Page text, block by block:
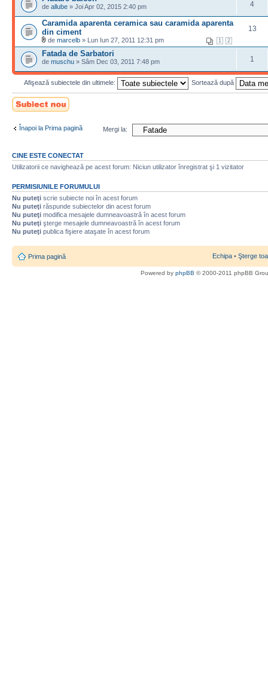
de allube » Joi Apr 02, 2015 2:40 pm 4
Caramida aparenta ceramica sau caramida aparenta
din ciment
1 2
de marcelb » Lun Iun 27, 2011 12:31 pm
13
Fatada de Sarbatori
de muschu » Sâm Dec 03, 2011 7:48 pm 1
Afişează subiectele din ultimele: Sortează după
Scrie un subiect
nou
Înapoi la Prima pagină Mergi la:
CINE ESTE CONECTAT
Utilizatorii ce navighează pe acest forum: Niciun utilizator înregistrat şi 1 vizitator
PERMISIUNILE FORUMULUI
Nu puteţi scrie subiecte noi în acest forum
Nu puteţi răspunde subiectelor din acest forum
Nu puteţi modifica mesajele dumneavoastră în acest forum
Nu puteţi şterge mesajele dumneavoastră în acest forum
Nu puteţi publica fişiere ataşate în acest forum
Prima pagină Echipa • Şterge
Powered by phpBB © 2000-2011 phpBB